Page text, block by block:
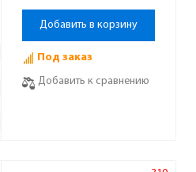
Добавить в корзину
Под заказ
Добавить к сравнению